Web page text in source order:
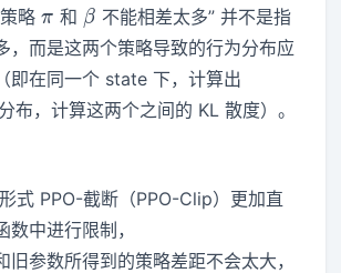
策略\pi
π 和 \beta
β 不能相差太多” 并不是指
，而是这两个策略导致的行为分布应
即在同一个 state 下，计算出
布，计算这两个之间的 KL 散度）。
式 PPO-截断（PPO-Clip）更加直
中进行限制，
旧参数所得到的策略差距不会太大，